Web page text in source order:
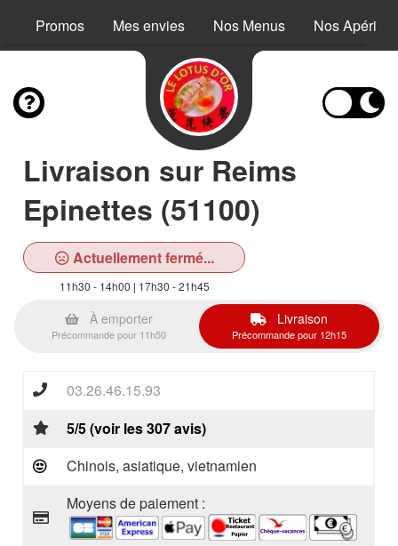
Promos Mes envies Nos Menus Nos Apéritifs
Livraison sur Reims
Epinettes (51100)
Actuellement fermé...
11h30 - 14h00 | 17h30 - 21h45
À emporter
Précommande pour 11h50
Livraison
Précommande pour 12h15
03.26.46.15.93
5/5 (voir les 307 avis)
Chinois, asiatique, vietnamien
Moyens de paiement :